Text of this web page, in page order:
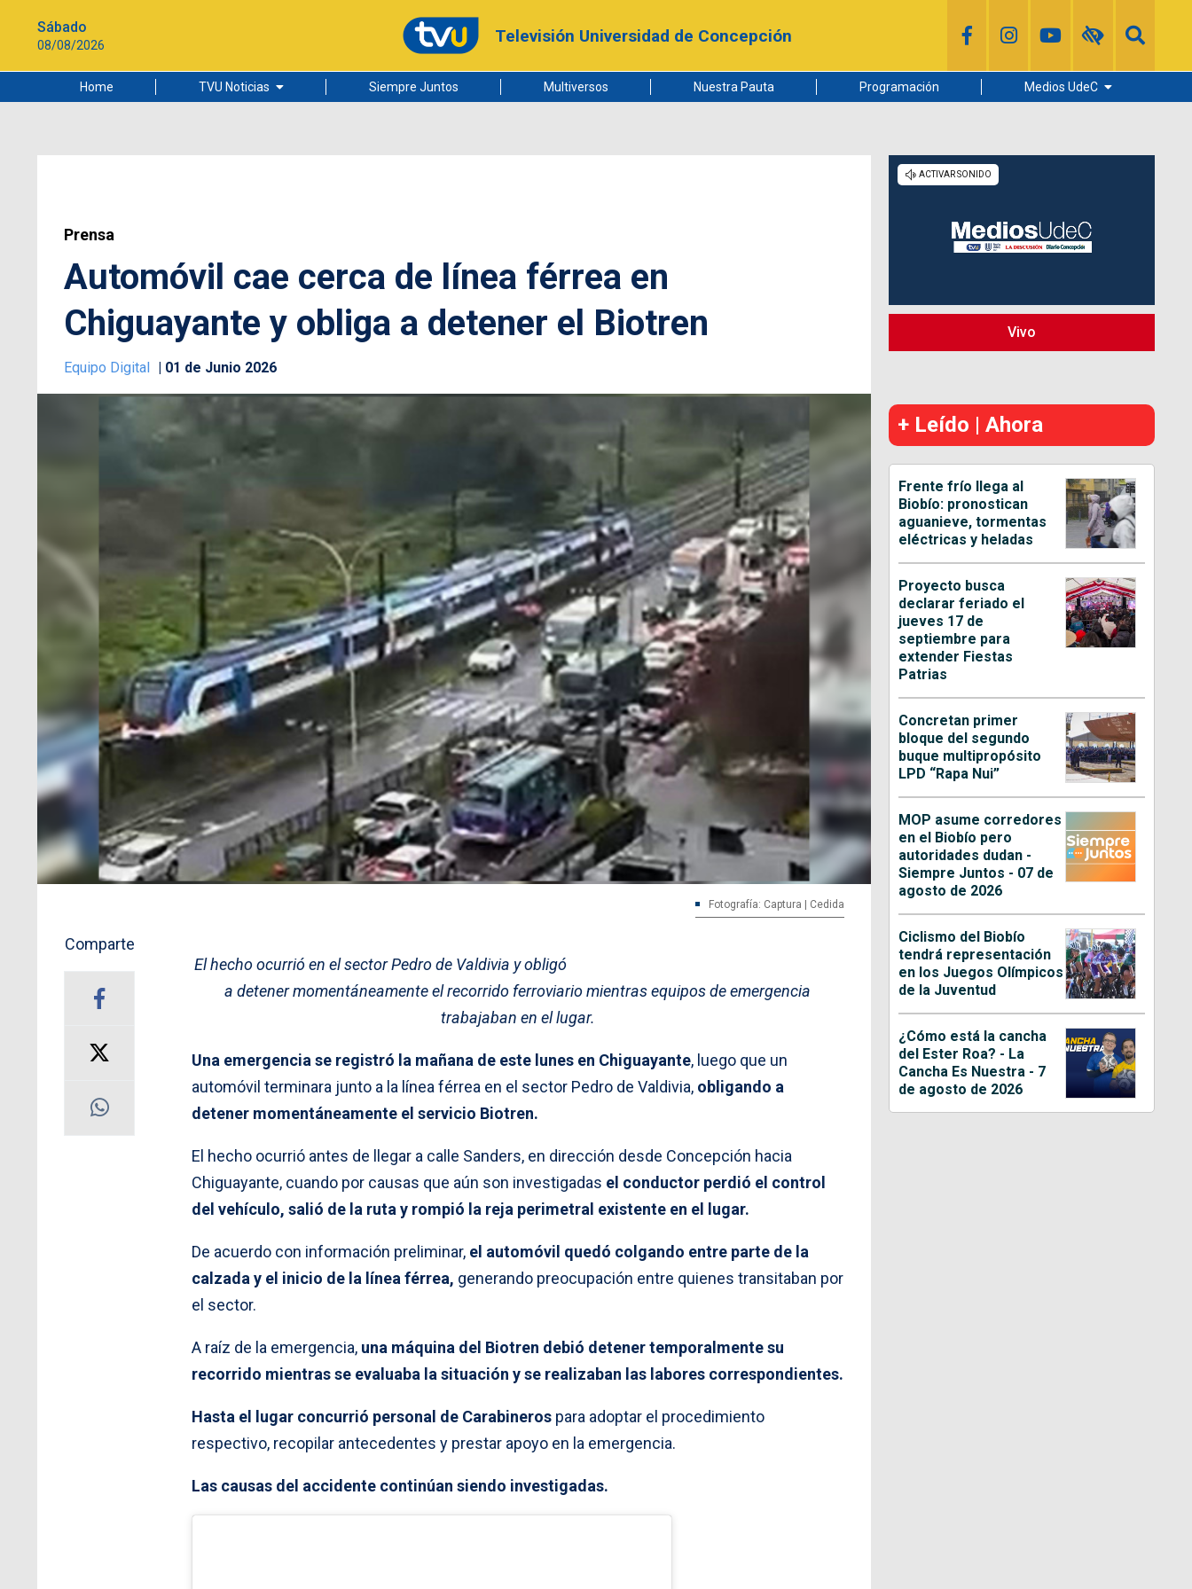
Sábado
08/08/2026 Televisión Universidad de Concepción
Home TVU Noticias
Ciudad
Siempre Juntos Multiversos Nuestra Pauta Programación Medios UdeC
Radio UdeC
Noticias UdeC
Prensa
Automóvil cae cerca de línea férrea en
Chiguayante y obliga a detener el Biotren
Equipo Digital 01 de Junio 2026
Fotografía: Captura | Cedida
Comparte
El hecho ocurrió en el sector Pedro de Valdivia y obligó
a detener momentáneamente el recorrido ferroviario mientras equipos de emergencia
trabajaban en el lugar.
Una emergencia se registró la mañana de este lunes en Chiguayante, luego que un
automóvil terminara junto a la línea férrea en el sector Pedro de Valdivia, obligando a
detener momentáneamente el servicio Biotren.
El hecho ocurrió antes de llegar a calle Sanders, en dirección desde Concepción hacia
Chiguayante, cuando por causas que aún son investigadas el conductor perdió el control
del vehículo, salió de la ruta y rompió la reja perimetral existente en el lugar.
De acuerdo con información preliminar, el automóvil quedó colgando entre parte de la
calzada y el inicio de la línea férrea, generando preocupación entre quienes transitaban por
el sector.
A raíz de la emergencia, una máquina del Biotren debió detener temporalmente su
recorrido mientras se evaluaba la situación y se realizaban las labores correspondientes.
Hasta el lugar concurrió personal de Carabineros para adoptar el procedimiento
respectivo, recopilar antecedentes y prestar apoyo en la emergencia.
Las causas del accidente continúan siendo investigadas.
Vivo
+ Leído | Ahora
Frente frío llega al
Biobío: pronostican
aguanieve, tormentas
eléctricas y heladas
Proyecto busca
declarar feriado el
jueves 17 de
septiembre para
extender Fiestas
Patrias
Concretan primer
bloque del segundo
buque multipropósito
LPD “Rapa Nui”
MOP asume corredores
en el Biobío pero
autoridades dudan -
Siempre Juntos - 07 de
agosto de 2026
Ciclismo del Biobío
tendrá representación
en los Juegos Olímpicos
de la Juventud
¿Cómo está la cancha
del Ester Roa? - La
Cancha Es Nuestra - 7
de agosto de 2026